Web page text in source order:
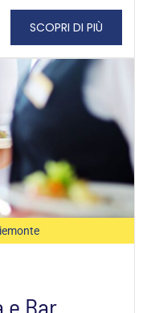
SCOPRI DI PIÙ
e Bar